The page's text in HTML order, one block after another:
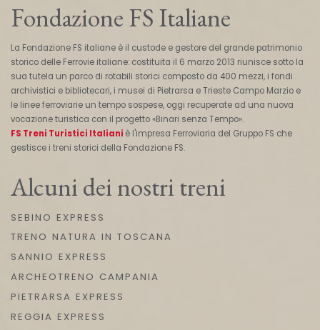
Fondazione FS Italiane
La Fondazione FS italiane è il custode e gestore del grande patrimonio
storico delle Ferrovie italiane: costituita il 6 marzo 2013 riunisce sotto la
sua tutela un parco di rotabili storici composto da 400 mezzi, i fondi
archivistici e bibliotecari, i musei di Pietrarsa e Trieste Campo Marzio e
le linee ferroviarie un tempo sospese, oggi recuperate ad una nuova
vocazione turistica con il progetto «Binari senza Tempo».
FS Treni Turistici Italiani è l'impresa Ferroviaria del Gruppo FS che
gestisce i treni storici della Fondazione FS.
Alcuni dei nostri treni
SEBINO EXPRESS
TRENO NATURA IN TOSCANA
SANNIO EXPRESS
ARCHEOTRENO CAMPANIA
PIETRARSA EXPRESS
REGGIA EXPRESS